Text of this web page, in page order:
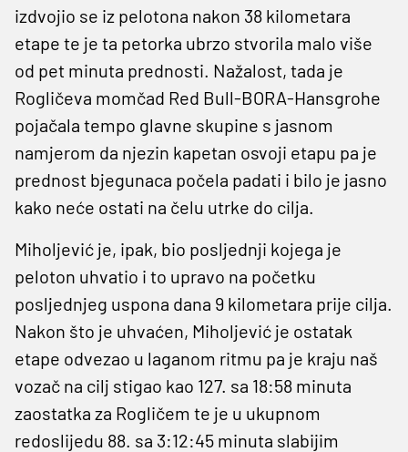
izdvojio se iz pelotona nakon 38 kilometara
etape te je ta petorka ubrzo stvorila malo više
od pet minuta prednosti. Nažalost, tada je
Rogličeva momčad Red Bull-BORA-Hansgrohe
pojačala tempo glavne skupine s jasnom
namjerom da njezin kapetan osvoji etapu pa je
prednost bjegunaca počela padati i bilo je jasno
kako neće ostati na čelu utrke do cilja.
Miholjević je, ipak, bio posljednji kojega je
peloton uhvatio i to upravo na početku
posljednjeg uspona dana 9 kilometara prije cilja.
Nakon što je uhvaćen, Miholjević je ostatak
etape odvezao u laganom ritmu pa je kraju naš
vozač na cilj stigao kao 127. sa 18:58 minuta
zaostatka za Rogličem te je u ukupnom
redoslijedu 88. sa 3:12:45 minuta slabijim